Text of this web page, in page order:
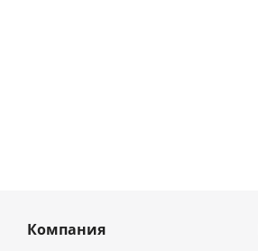
Компания